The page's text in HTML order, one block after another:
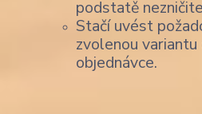
podstatě
Stačí uvést
zvolenou
objednávce.